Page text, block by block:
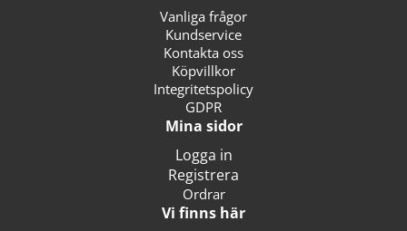
Vanliga frågor
Kundservice
Kontakta oss
Köpvillkor
Integritetspolicy
GDPR
Mina sidor
Logga in
Registrera
Ordrar
Vi finns här